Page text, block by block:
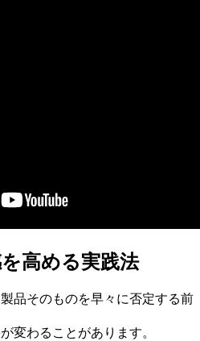
高める実践法
品そのものを早々に否定する前
変わることがあります。